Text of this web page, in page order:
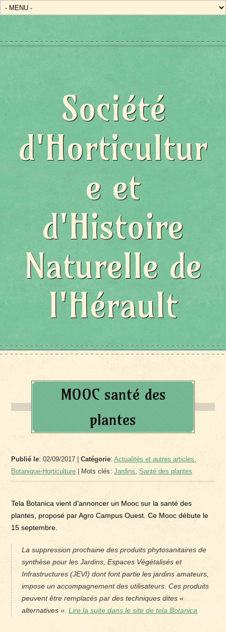
Société
d'Horticultur
e et
d'Histoire
Naturelle de
l'Hérault
MOOC santé des
plantes
Publié le: 02/09/2017 |Catégorie:Actualités et autres articles,
Botanique-Horticulture | Mots clés:Jardins,Santé des plantes
Tela Botanica vient d’annoncer un Mooc sur la santé des
plantes, proposé par Agro Campus Ouest. Ce Mooc débute le
15 septembre.
La suppression prochaine des produits phytosanitaires de
synthèse pour les Jardins, Espaces Végétalisés et
Infrastructures (JEVI) dont font partie les jardins amateurs,
impose un accompagnement des utilisateurs. Ces produits
peuvent être remplacés par des techniques dites «
alternatives ».Lire la suite dans le site de tela Botanica